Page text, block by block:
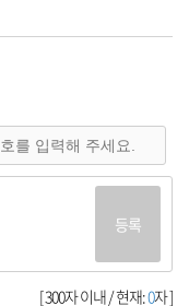
등록
[ 300자 이내 / 현재:0자 ]